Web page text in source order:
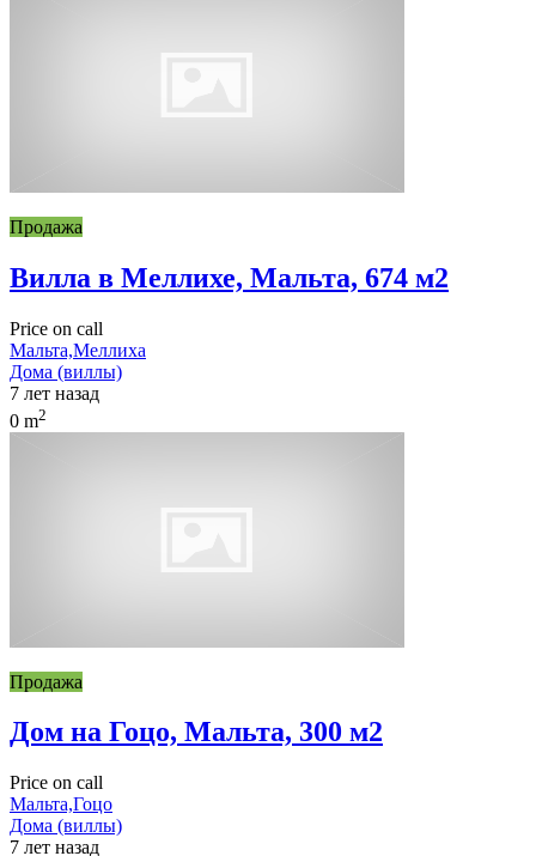
Продажа
Вилла в Меллихе, Мальта, 674 м2
Price on call
Мальта,Меллиха
Дома (виллы)
7 лет назад
0 m2
Продажа
Дом на Гоцо, Мальта, 300 м2
Price on call
Мальта,Гоцо
Дома (виллы)
7 лет назад